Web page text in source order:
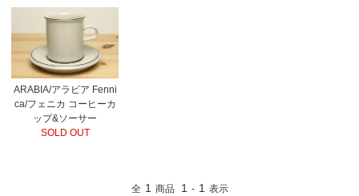
ARABIA/アラビア Fenni
ca/フェニカ コーヒーカ
ップ&ソーサー
SOLD OUT
全 1 商品 1 - 1 表示